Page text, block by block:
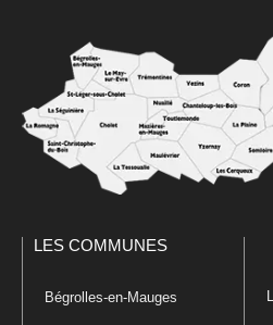
LES COMMUNES
Bégrolles-en-Mauges